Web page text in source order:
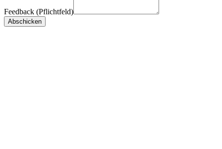
Feedback (Pflichtfeld)
Abschicken